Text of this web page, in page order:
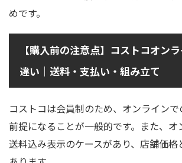
めです。
【購入前の注意点】コストコオン
違い｜送料・支払い・組み立て
コストコは会員制のため、オンライン
前提になることが一般的です。また、オ
送料込み表示のケースがあり、店舗価格